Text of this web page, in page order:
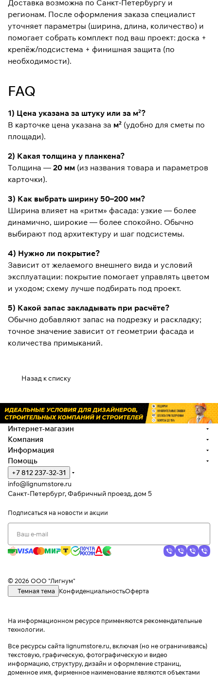
Доставка возможна по Санкт-Петербургу и
регионам. После оформления заказа специалист
уточняет параметры (ширина, длина, количество) и
помогает собрать комплект под ваш проект: доска +
крепёж/подсистема + финишная защита (по
необходимости).
FAQ
1) Цена указана за штуку или за м²?
В карточке цена указана за м² (удобно для сметы по
площади).
2) Какая толщина у планкена?
Толщина — 20 мм (из названия товара и параметров
карточки).
3) Как выбрать ширину 50–200 мм?
Ширина влияет на «ритм» фасада: узкие — более
динамично, широкие — более спокойно. Обычно
выбирают под архитектуру и шаг подсистемы.
4) Нужно ли покрытие?
Зависит от желаемого внешнего вида и условий
эксплуатации: покрытие помогает управлять цветом
и уходом; схему лучше подбирать под проект.
5) Какой запас закладывать при расчёте?
Обычно добавляют запас на подрезку и раскладку;
точное значение зависит от геометрии фасада и
количества примыканий.
Назад к списку
Интернет-магазин
Компания
Информация
Помощь
+7 812 237-32-31
info@lignumstore.ru
Санкт-Петербург, Фабричный проезд, дом 5
Подписаться на новости и акции
© 2026 ООО "Лигнум"
Темная тема
КонфиденциальностьОферта
На информационном ресурсе применяются рекомендательные
технологии.
Все ресурсы сайта lignumstore.ru, включая (но не ограничиваясь)
текстовую, графическую, фотографическую и видео
информацию, структуру, дизайн и оформление страниц,
доменное имя, фирменное наименование являются объектами